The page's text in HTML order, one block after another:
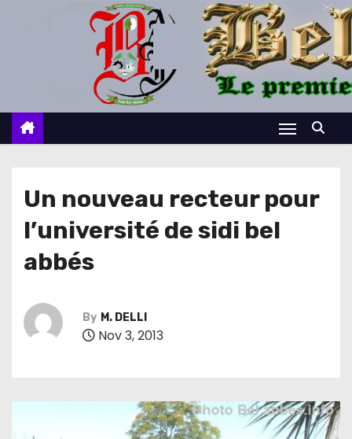
c
Un nouveau recteur pour
l’université de sidi bel
abbés
By M. DELLI
Nov 3, 2013